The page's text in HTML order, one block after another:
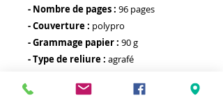
- Nombre de pages : 96 pages
- Couverture : polypro
- Grammage papier : 90 g
- Type de reliure : agrafé